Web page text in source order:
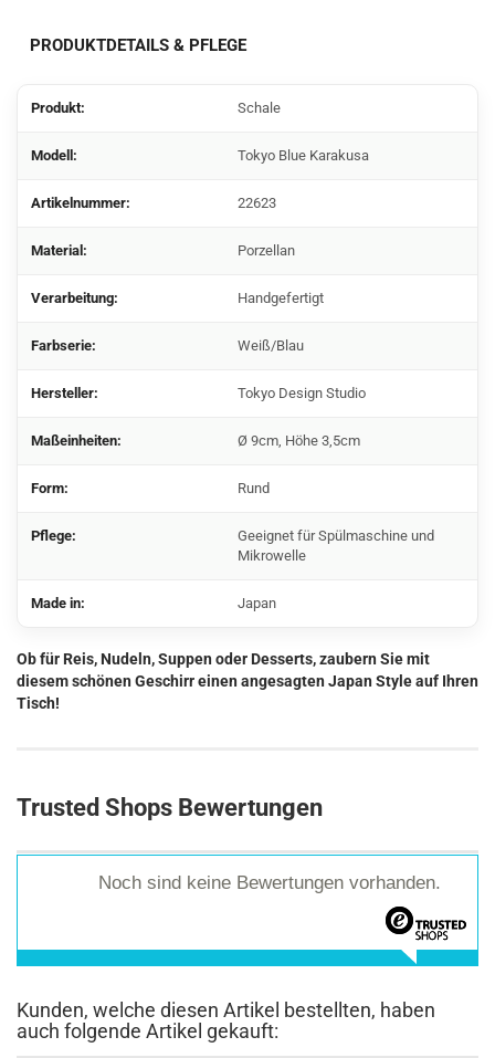
PRODUKTDETAILS & PFLEGE
Produkt: Schale
Modell: Tokyo Blue Karakusa
Artikelnummer: 22623
Material: Porzellan
Verarbeitung: Handgefertigt
Farbserie: Weiß/Blau
Hersteller: Tokyo Design Studio
Maßeinheiten: Ø 9cm, Höhe 3,5cm
Form: Rund
Pflege:
Geeignet für Spülmaschine und
Mikrowelle
Made in: Japan
Ob für Reis, Nudeln, Suppen oder Desserts, zaubern Sie mit
diesem schönen Geschirr einen angesagten Japan Style auf Ihren
Tisch!
Trusted Shops Bewertungen
Noch sind keine Bewertungen vorhanden.
Kunden, welche diesen Artikel bestellten, haben
auch folgende Artikel gekauft: